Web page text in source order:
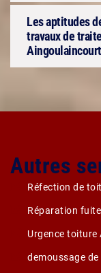
Les aptitudes
travaux de
Autres
Réfection de
Réparation
Urgence
demoussage